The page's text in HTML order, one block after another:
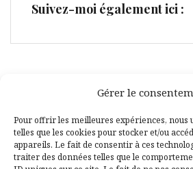
Gérer le
Pour offrir les meilleures expériences, nous
telles que les cookies pour stocker et/ou
appareils. Le fait de consentir à ces
traiter des données telles que le
Suivez-moi également ici :
Facebook
Pinterest